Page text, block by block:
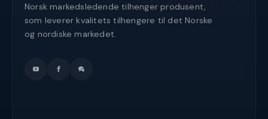
Norsk markedsledende tilhenger produsent,
som leverer kvalitets tilhengere til det Norske
og nordiske markedet.